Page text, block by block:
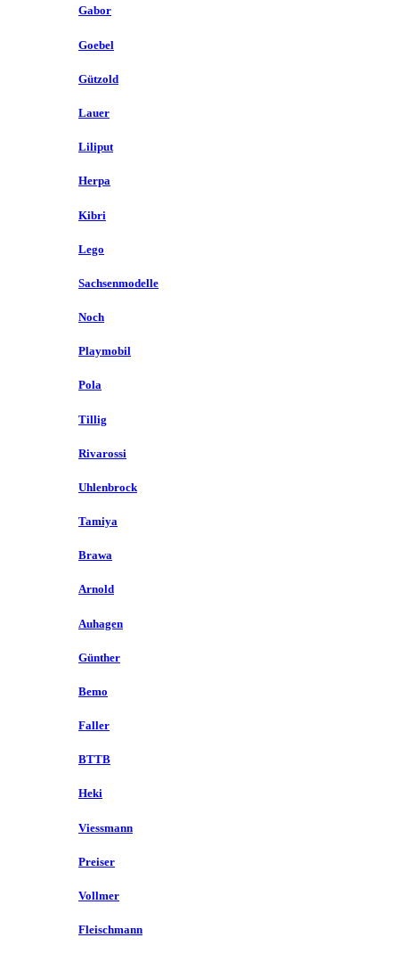
Gabor
Goebel
Gützold
Lauer
Liliput
Herpa
Kibri
Lego
Sachsenmodelle
Noch
Playmobil
Pola
Tillig
Rivarossi
Uhlenbrock
Tamiya
Brawa
Arnold
Auhagen
Günther
Bemo
Faller
BTTB
Heki
Viessmann
Preiser
Vollmer
Fleischmann